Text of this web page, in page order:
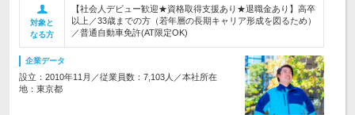
対象と
なる方
【社会人デビュー歓迎★資格取得支援あり★退職金あり】高卒
以上／33歳までの方（若年層の長期キャリア形成を図るため）
／普通自動車免許(AT限定OK)
企業データ
設立：2010年11月／従業員数：7,103人／本社所在
地：東京都